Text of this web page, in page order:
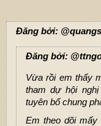
Đăng bởi:
Đăng bởi:
Vừa rồi em thấy
tham dự hội
tuyên bố chung
Em theo dõi mấy